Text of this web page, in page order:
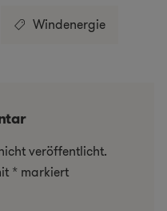
Windenergie
veröffentlicht.
* markiert